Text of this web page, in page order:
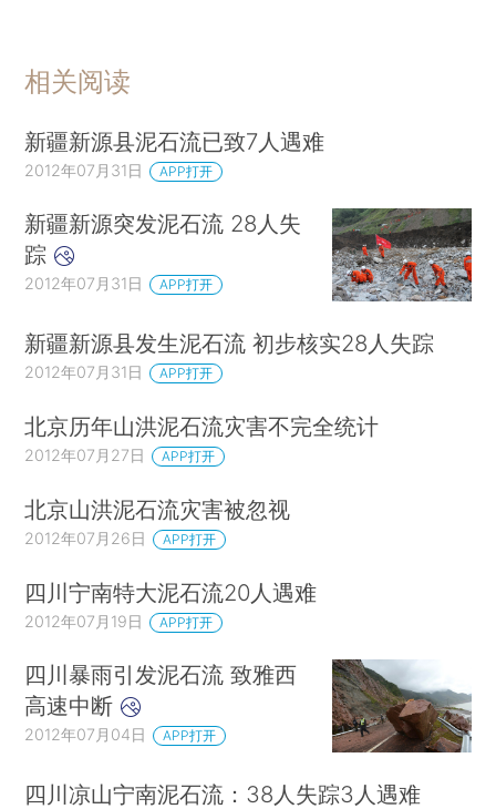
相关阅读
新疆新源县泥石流已致7人遇难
2012年07月31日 APP打开
新疆新源突发泥石流 28人失
踪
2012年07月31日 APP打开
新疆新源县发生泥石流 初步核实28人失踪
2012年07月31日 APP打开
北京历年山洪泥石流灾害不完全统计
2012年07月27日 APP打开
北京山洪泥石流灾害被忽视
2012年07月26日 APP打开
四川宁南特大泥石流20人遇难
2012年07月19日 APP打开
四川暴雨引发泥石流 致雅西
高速中断
2012年07月04日 APP打开
四川凉山宁南泥石流：38人失踪3人遇难